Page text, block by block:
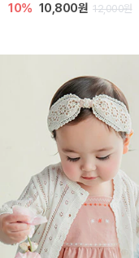
10% 10,800원 12,000원